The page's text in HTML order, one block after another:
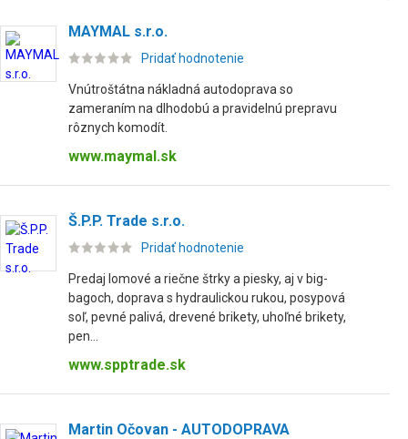
MAYMAL s.r.o.
Pridať hodnotenie
Vnútroštátna nákladná autodoprava so
zameraním na dlhodobú a pravidelnú prepravu
rôznych komodít.
www.maymal.sk
Š.P.P. Trade s.r.o.
Pridať hodnotenie
Predaj lomové a riečne štrky a piesky, aj v big-
bagoch, doprava s hydraulickou rukou, posypová
soľ, pevné palivá, drevené brikety, uhoľné brikety,
pen...
www.spptrade.sk
Martin Očovan - AUTODOPRAVA